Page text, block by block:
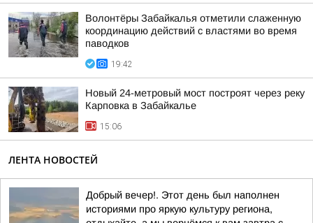
Волонтёры Забайкалья отметили слаженную
координацию действий с властями во время
паводков
19:42
Новый 24-метровый мост построят через реку
Карповка в Забайкалье
15:06
ЛЕНТА НОВОСТЕЙ
Добрый вечер!. Этот день был наполнен
историями про яркую культуру региона,